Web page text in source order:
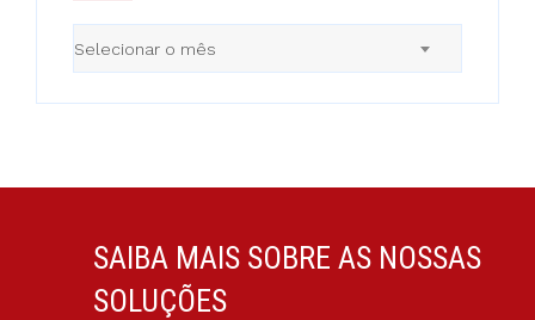
Selecionar o mês
SAIBA MAIS SOBRE AS NOSSAS
SOLUÇÕES